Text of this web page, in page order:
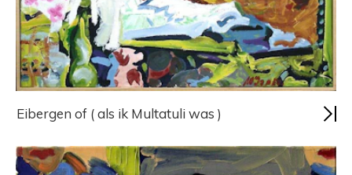
Eibergen of ( als ik Multatuli was )